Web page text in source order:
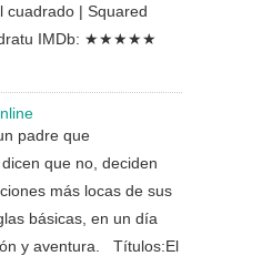
| Squared
IMDb: ★★★★★
padre que
que no, deciden
más locas de sus
básicas, en un día
y aventura. Títulos:El